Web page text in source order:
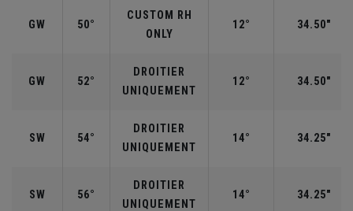
GW 50°
CUSTOM RH
ONLY
12° 34.50"
GW 52°
DROITIER
UNIQUEMENT
12° 34.50"
SW 54°
DROITIER
UNIQUEMENT
14° 34.25"
SW 56°
DROITIER
UNIQUEMENT
14° 34.25"